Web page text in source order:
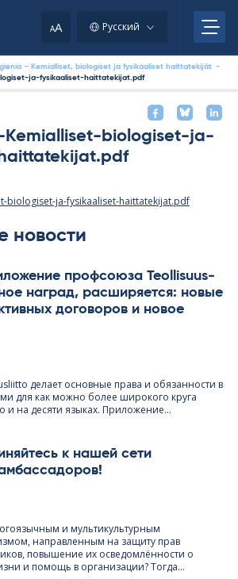
AA Русский
– Kemialliset, biologiset ja fysikaaliset haittatekijät -
ja-fysikaaliset-haittatekijat.pdf
Kemialliset-biologiset-ja-
biologiset-ja-fysikaaliset-haittatekijat.pdf
новости
профсоюза Teol­li­suus­
наград, расширяется: новые
договоров и новое
делает основные права и обязанности в
для как можно более широкого круга
и на десяти языках. Приложение...
к нашей сети
и мультикультурным
направленным на защиту прав
повышение их осведомлённости о
и помощь в организации? Тогда...